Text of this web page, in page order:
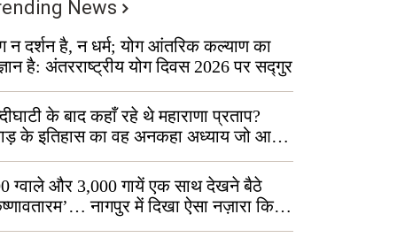
News
न दर्शन है, न धर्म; योग आंतरिक कल्याण का
है: अंतरराष्ट्रीय योग दिवस 2026 पर सद्गुर
के बाद कहाँ रहे थे महाराणा प्रताप?
के इतिहास का वह अनकहा अध्याय जो आज
में जीवित है
ग्वाले और 3,000 गायें एक साथ देखने बैठे
नागपुर में दिखा ऐसा नज़ारा कि
बोले, “ऐसा तो सिर्फ़ कृष्ण ही कर सकते हैं”